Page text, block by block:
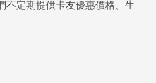
不定期提供卡友優惠價格、生